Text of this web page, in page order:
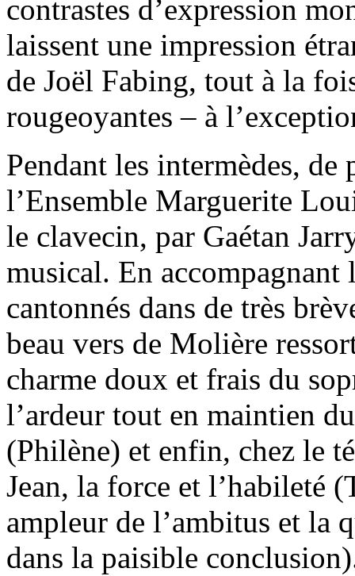
contrastes d’expression
laissent une impression
de Joël Fabing, tout à la
rougeoyantes – à
Pendant les intermèdes, de
l’Ensemble Marguerite
le clavecin, par Gaétan
musical. En accompagnant
cantonnés dans de très
beau vers de Molière
charme doux et frais du
l’ardeur tout en maintien
(Philène) et enfin, chez le
Jean, la force et l’habileté
ampleur de l’ambitus et la
dans la paisible